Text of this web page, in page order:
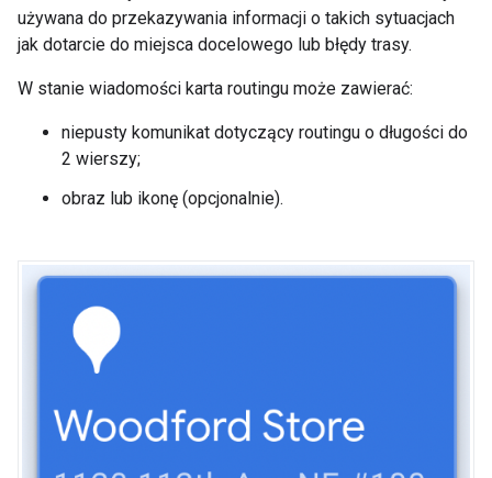
używana do przekazywania informacji o takich sytuacjach
jak dotarcie do miejsca docelowego lub błędy trasy.
W stanie wiadomości karta routingu może zawierać:
niepusty komunikat dotyczący routingu o długości do
2 wierszy;
obraz lub ikonę (opcjonalnie).